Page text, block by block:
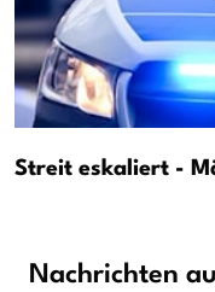
Streit eskaliert -
Nachrichten